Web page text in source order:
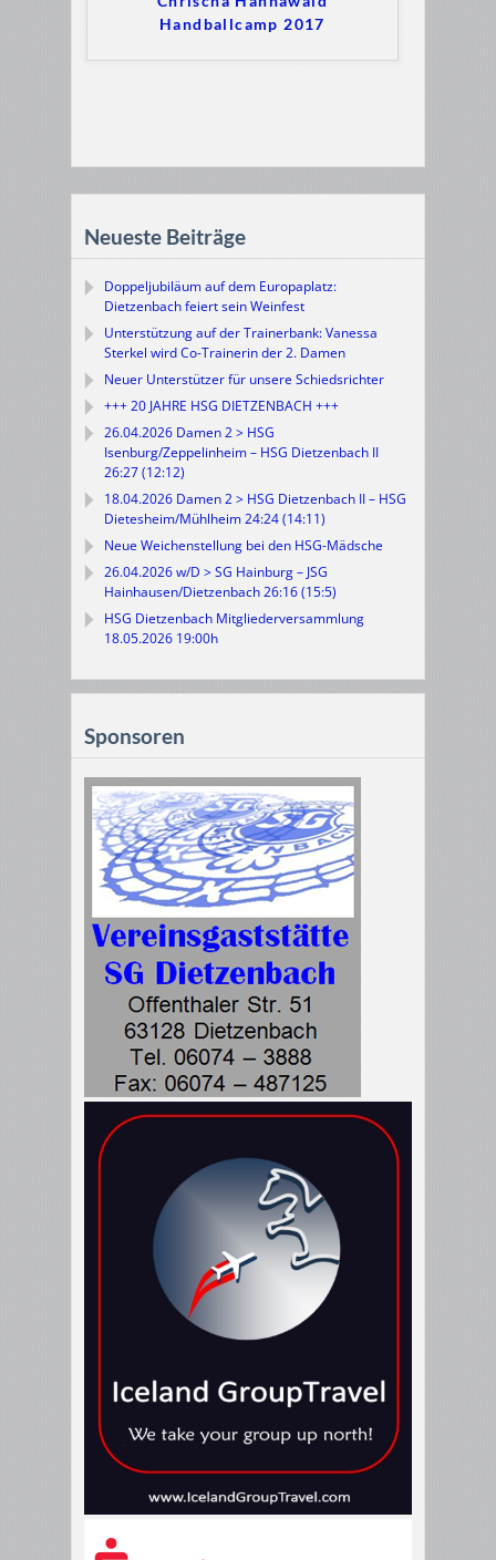
Handballcamp 2017
Neueste Beiträge
Doppeljubiläum auf dem Europaplatz:
Dietzenbach feiert sein Weinfest
Unterstützung auf der Trainerbank: Vanessa
Sterkel wird Co-Trainerin der 2. Damen
Neuer Unterstützer für unsere Schiedsrichter
+++ 20 JAHRE HSG DIETZENBACH +++
26.04.2026 Damen 2 > HSG
Isenburg/Zeppelinheim – HSG Dietzenbach II
26:27 (12:12)
18.04.2026 Damen 2 > HSG Dietzenbach II – HSG
Dietesheim/Mühlheim 24:24 (14:11)
Neue Weichenstellung bei den HSG-Mädsche
26.04.2026 w/D > SG Hainburg – JSG
Hainhausen/Dietzenbach 26:16 (15:5)
HSG Dietzenbach Mitgliederversammlung
18.05.2026 19:00h
Sponsoren